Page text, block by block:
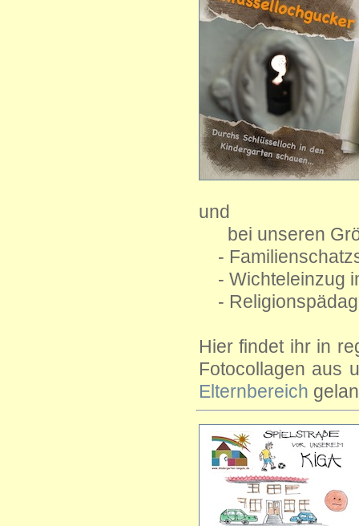
und
bei unseren
-
- Wichteleinzug
-
Hier findet ihr in
Fotocollagen aus
Elternbereich